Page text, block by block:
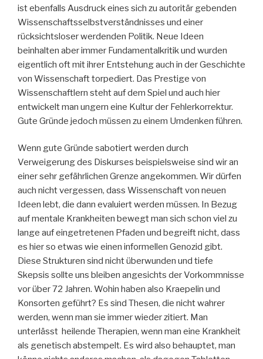
ist ebenfalls Ausdruck eines sich zu autoritär gebenden
Wissenschaftsselbstverständnisses und einer
rücksichtsloser werdenden Politik. Neue Ideen
beinhalten aber immer Fundamentalkritik und wurden
eigentlich oft mit ihrer Entstehung auch in der Geschichte
von Wissenschaft torpediert. Das Prestige von
Wissenschaftlern steht auf dem Spiel und auch hier
entwickelt man ungern eine Kultur der Fehlerkorrektur.
Gute Gründe jedoch müssen zu einem Umdenken führen.
Wenn gute Gründe sabotiert werden durch
Verweigerung des Diskurses beispielsweise sind wir an
einer sehr gefährlichen Grenze angekommen. Wir dürfen
auch nicht vergessen, dass Wissenschaft von neuen
Ideen lebt, die dann evaluiert werden müssen. In Bezug
auf mentale Krankheiten bewegt man sich schon viel zu
lange auf eingetretenen Pfaden und begreift nicht, dass
es hier so etwas wie einen informellen Genozid gibt.
Diese Strukturen sind nicht überwunden und tiefe
Skepsis sollte uns bleiben angesichts der Vorkommnisse
vor über 72 Jahren. Wohin haben also Kraepelin und
Konsorten geführt? Es sind Thesen, die nicht wahrer
werden, wenn man sie immer wieder zitiert. Man
unterlässt heilende Therapien, wenn man eine Krankheit
als genetisch abstempelt. Es wird also behauptet, man